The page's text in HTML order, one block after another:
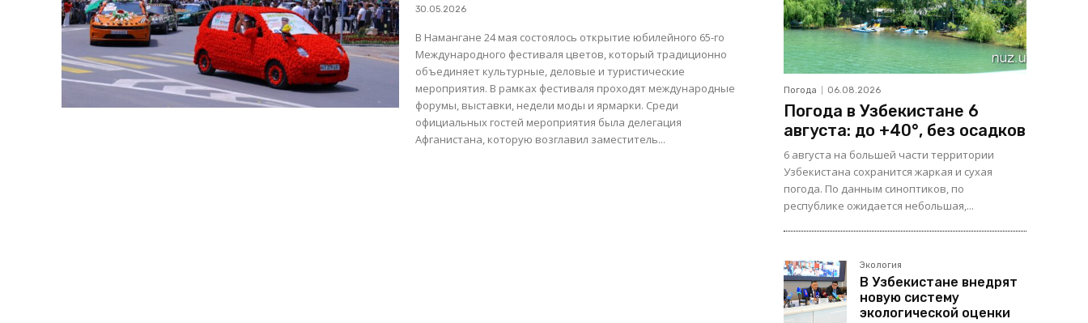
30.05.2026
В Намангане 24 мая состоялось открытие юбилейного 65-го
Международного фестиваля цветов, который традиционно
объединяет культурные, деловые и туристические
мероприятия. В рамках фестиваля проходят международные
форумы, выставки, недели моды и ярмарки. Среди
официальных гостей мероприятия была делегация
Афганистана, которую возглавил заместитель...
Погода 06.08.2026
Погода в Узбекистане 6
августа: до +40°, без осадков
6 августа на большей части территории
Узбекистана сохранится жаркая и сухая
погода. По данным синоптиков, по
республике ожидается небольшая,...
Экология
В Узбекистане внедрят
новую систему
экологической оценки